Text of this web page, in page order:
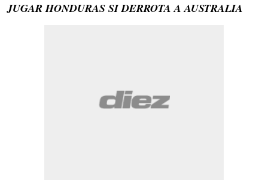
JUGAR HONDURAS SI DERROTA A AUSTRALIA